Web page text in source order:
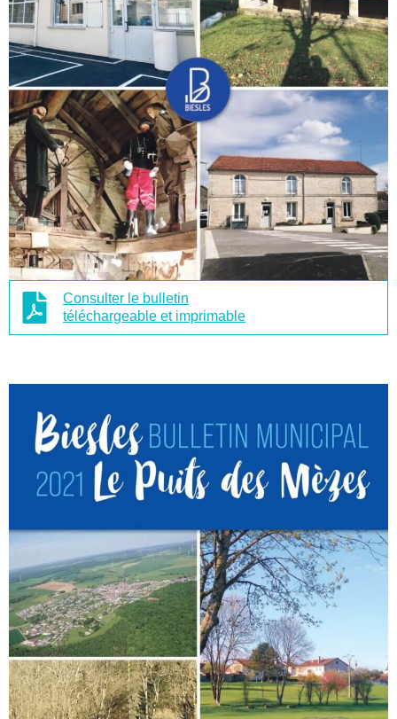
Consulter le bulletin
téléchargeable et imprimable